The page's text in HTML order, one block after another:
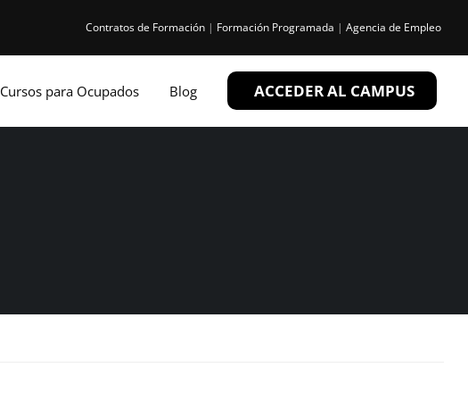
Contratos de Formación | Formación Programada | Agencia de Empleo
Cursos para Ocupados Blog ACCEDER AL CAMPUS